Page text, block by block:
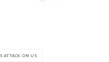
ATTACK ON US